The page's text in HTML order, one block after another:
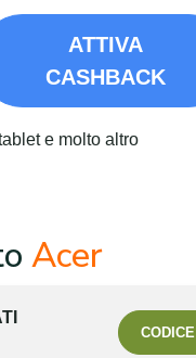
ATTIVA
CASHBACK
e molto altro
Acer
CODICE